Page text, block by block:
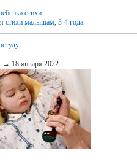
стихи...
стихи малышам,3-4 года
→ 18 января 2022